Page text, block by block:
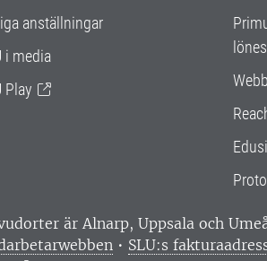
anställningar
i media
Play
är Alnarp, Uppsala och
• SLU:s